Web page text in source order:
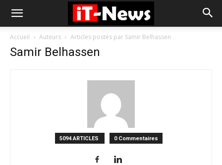
Accueil Auteurs Articles postés par Samir Belhassen
Samir Belhassen
5094 ARTICLES 0 Commentaires